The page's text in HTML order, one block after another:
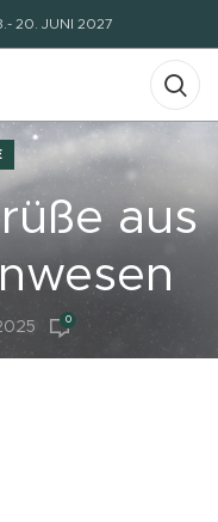
20. JUNI 2027
aus
0